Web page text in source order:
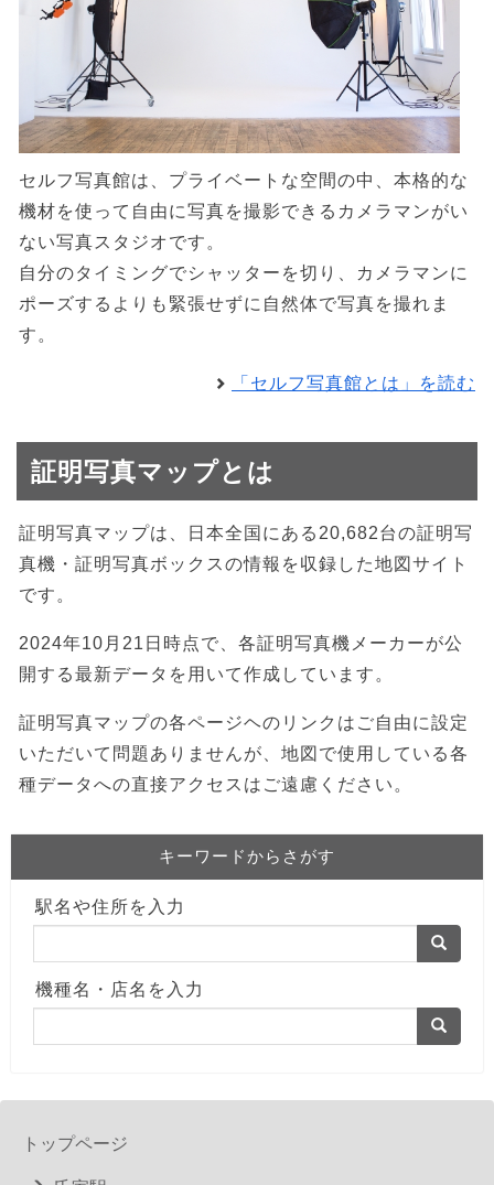
セルフ写真館は、プライベートな空間の中、本格的な
機材を使って自由に写真を撮影できるカメラマンがい
ない写真スタジオです。
自分のタイミングでシャッターを切り、カメラマンに
ポーズするよりも緊張せずに自然体で写真を撮れま
す。
「セルフ写真館とは」を読む
証明写真マップとは
証明写真マップは、日本全国にある20,682台の証明写
真機・証明写真ボックスの情報を収録した地図サイト
です。
2024年10月21日時点で、各証明写真機メーカーが公
開する最新データを用いて作成しています。
証明写真マップの各ページヘのリンクはご自由に設定
いただいて問題ありませんが、地図で使用している各
種データへの直接アクセスはご遠慮ください。
キーワードからさがす
駅名や住所を入力
機種名・店名を入力
トップページ